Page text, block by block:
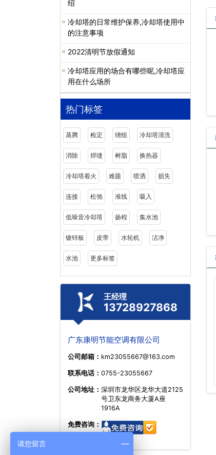
绍
冷却塔的日常维护保养,冷却塔使用中
的注意事项
2022清明节放假通知
冷却塔应用的场合有哪些呢,冷却塔应
用在什么场所
热门标签
蒸腾 检定 绕组 冷却塔清洗
消除 焊缝 树脂 换热器
冷却塔着火 难题 喷洒 损失
连接 松弛 准线 吸入
低噪音冷却塔 扬程 集水池
镀锌板 皮带 水轮机 洁净
水池 更多标签
王经理
13728927868
广东康明节能空调有限公司
公司邮箱： km23055667@163.com
联系电话： 0755-23055667
公司地址： 深圳市龙华区龙华大道2125
号卫东龙商务大厦A座
1916A
免费咨询：
方形横流式冷却塔
123
不锈钢开式冷却塔
11-18
请您留言